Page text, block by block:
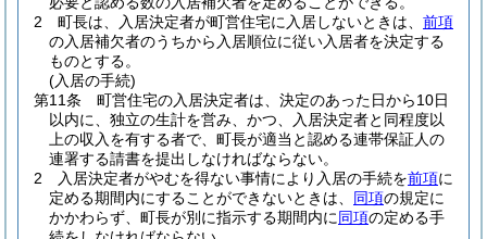
2
町長は、入居決定者が町営住宅に入居しないときは、 前項
の入居補欠者のうちから入居順位に従い入居者を決定する
ものとする。
(入居の手続)
第11条
町営住宅の入居決定者は、決定のあった日から10日
以内に、独立の生計を営み、かつ、入居決定者と同程度以
上の収入を有する者で、町長が適当と認める連帯保証人の
連署する請書を提出しなければならない。
2
入居決定者がやむを得ない事情により入居の手続を前項に
定める期間内にすることができないときは、 同項の規定に
かかわらず、町長が別に指示する期間内に同項の定める手